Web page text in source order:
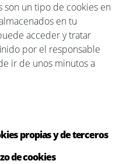
son un tipo de cookies en
en tu
acceder y tratar
por el responsable
ir de unos minutos a
propias y de terceros
de cookies